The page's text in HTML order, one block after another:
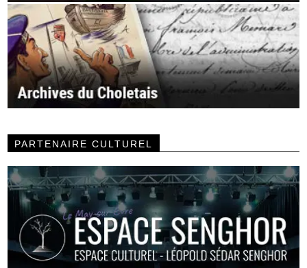
PARTENAIRE CULTUREL